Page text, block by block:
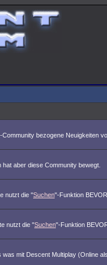
bezogene Neuigkeiten
aber diese Community bewegt.
nutzt die "Suchen"-Funktion
nutzt die "Suchen"-Funktion
mit Descent Multiplay (Online